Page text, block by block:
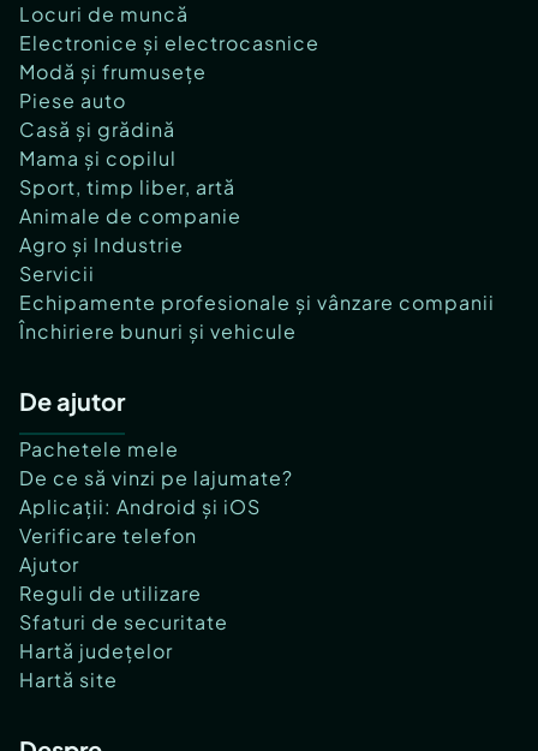
Locuri de muncă
Electronice și electrocasnice
Modă și frumusețe
Piese auto
Casă și grădină
Mama și copilul
Sport, timp liber, artă
Animale de companie
Agro și Industrie
Servicii
Echipamente profesionale și vânzare companii
Închiriere bunuri și vehicule
De ajutor
Pachetele mele
De ce să vinzi pe lajumate?
Aplicații: Android și iOS
Verificare telefon
Ajutor
Reguli de utilizare
Sfaturi de securitate
Hartă județelor
Hartă site